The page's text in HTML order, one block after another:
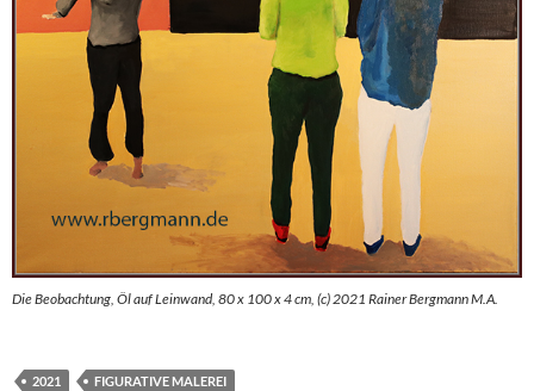
Die Beobachtung, Öl auf Leinwand, 80 x 100 x 4 cm, (c) 2021 Rainer Bergmann M.A.
2021
FIGURATIVE MALEREI